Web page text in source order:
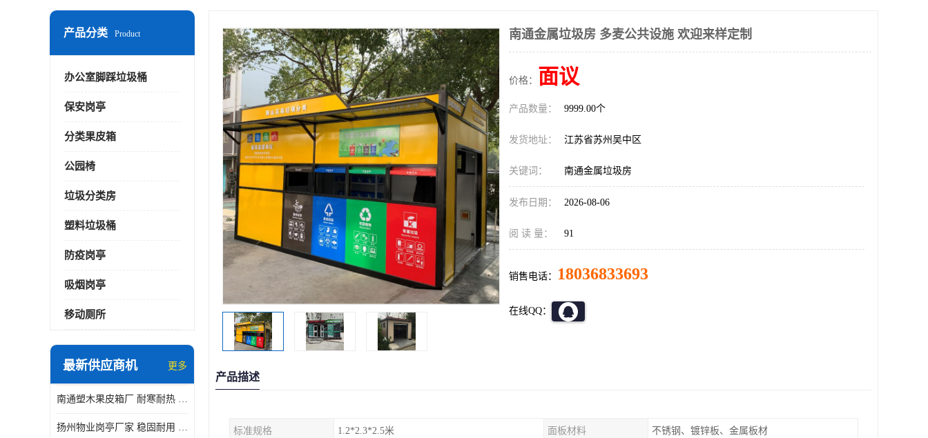
产品分类 Product
办公室脚踩垃圾桶
保安岗亭
分类果皮箱
公园椅
垃圾分类房
塑料垃圾桶
防疫岗亭
吸烟岗亭
移动厕所
最新供应商机 更多
南通塑木果皮箱厂 耐寒耐热 设计美观简洁
扬州物业岗亭厂家 稳固耐用 适用多场合
南通金属垃圾房 多麦公共设施 欢迎来样定制
价格： 面议
产品数量： 9999.00个
发货地址： 江苏省苏州吴中区
关键词： 南通金属垃圾房
发布日期： 2026-08-06
阅 读 量： 91
销售电话： 18036833693
在线QQ：
产品描述
标准规格 1.2*2.3*2.5米 面板材料 不锈钢、镀锌板、金属板材